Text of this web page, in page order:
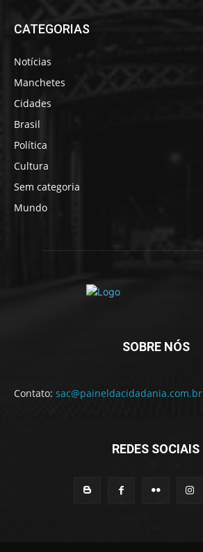
CATEGORIAS
Notícias
Manchetes
Cidades
Brasil
Política
Cultura
Sem categoria
Mundo
SOBRE NÓS
Contato: sac@paineldacidadania.com.br
REDES SOCIAIS